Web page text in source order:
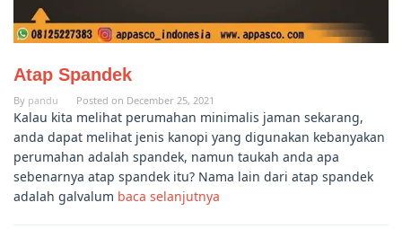
Atap Spandek
By pandu Posted on December 25, 2021
Kalau kita melihat perumahan minimalis jaman sekarang,
anda dapat melihat jenis kanopi yang digunakan kebanyakan
perumahan adalah spandek, namun taukah anda apa
sebenarnya atap spandek itu? Nama lain dari atap spandek
adalah galvalum baca selanjutnya